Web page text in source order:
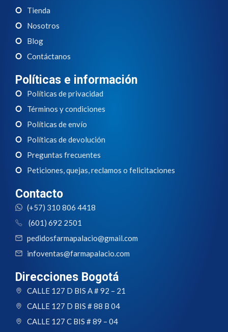
Tienda
Nosotros
Blog
Contáctanos
Políticas e información
Políticas de privacidad
Términos y condiciones
Políticas de envío
Políticas de devolución
Preguntas frecuentes
Peticiones, quejas, reclamos o felicitaciones
Contacto
(+57) 310 806 4418
(601) 692 2501
pedidosfarmapalacio@gmail.com
infoventas@farmapalacio.com
Direcciones Bogotá
CALLE 127 D BIS A # 92 – 21
CALLE 127 D BIS # 88 B 04
CALLE 127 C BIS # 89 – 04